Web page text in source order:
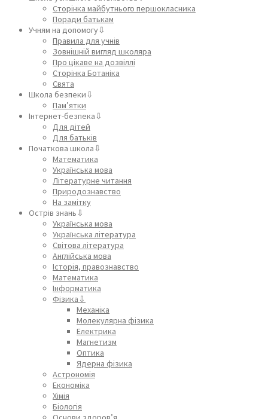
Сторінка майбутнього першокласника
Поради батькам
Учням на допомогу⇩
Правила для учнів
Зовнішній вигляд школяра
Про цікаве на дозвіллі
Сторінка Ботаніка
Свята
Школа безпеки⇩
Пам’ятки
Інтернет-безпека⇩
Для дітей
Для батьків
Початкова школа⇩
Математика
Українська мова
Літературне читання
Природознавство
На замітку
Острів знань⇩
Українська мова
Українська література
Світова література
Англійська мова
Історія, правознавство
Математика
Інформатика
Фізика⇩
Механіка
Молекулярна фізика
Електрика
Магнетизм
Оптика
Ядерна фізика
Астрономія
Економіка
Хімія
Біологія